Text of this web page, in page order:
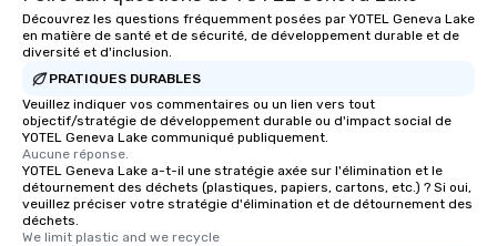
Découvrez les questions fréquemment posées par YOTEL Geneva Lake
en matière de santé et de sécurité, de développement durable et de
diversité et d'inclusion.
PRATIQUES DURABLES
Veuillez indiquer vos commentaires ou un lien vers tout
objectif/stratégie de développement durable ou d'impact social de
YOTEL Geneva Lake communiqué publiquement.
Aucune réponse.
YOTEL Geneva Lake a-t-il une stratégie axée sur l'élimination et le
détournement des déchets (plastiques, papiers, cartons, etc.) ? Si oui,
veuillez préciser votre stratégie d'élimination et de détournement des
déchets.
We limit plastic and we recycle